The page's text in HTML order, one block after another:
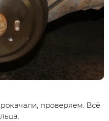
проверяем. Всё